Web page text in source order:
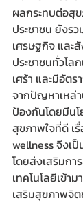
ผลกระทบต่อสุ
ประชาชน ยังร
เศรษฐกิจ และ
ประชาชนทั่วโล
เศร้า และมีอัต
จากปัญหาเหล่
ป้องกันโดยมีนโ
สุขภาพใจที่ดี เ
wellness จึงเ
โดยส่งเสริมก
เทคโนโลยีเข้า
เสริมสุขภาพจิ